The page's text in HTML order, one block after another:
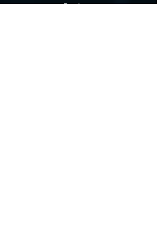
Produtos